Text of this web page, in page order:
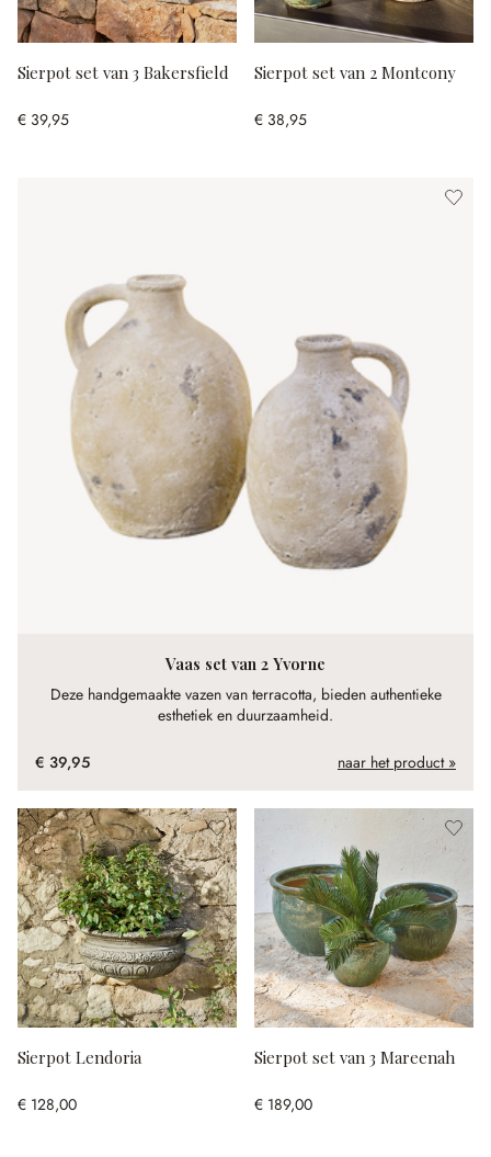
Sierpot set van 3 Bakersfield
€ 39,95
Vaas set van 2 Yvorne
Deze handgemaakte vazen van terracotta, bieden authentieke
esthetiek en duurzaamheid.
€ 39,95 naar het product »
Sierpot set van 2 Montcony
€ 38,95
Sierpot Lendoria
€ 128,00
Sierpot set van 3 Mareenah
€ 189,00